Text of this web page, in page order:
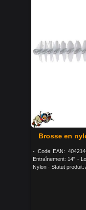
Brosse en
- Code EAN:
Entraînement: 14" -
Nylon - Statut produit: